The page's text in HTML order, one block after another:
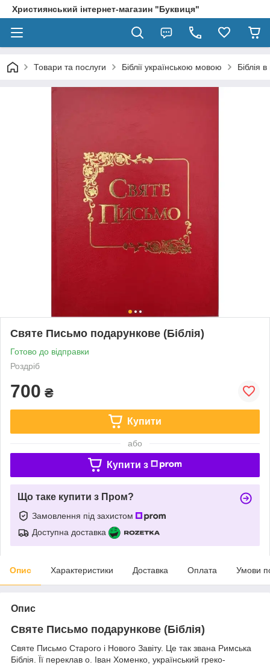
Християнський інтернет-магазин "Буквиця"
Товари та послуги Біблії українською мовою Біблія
Святе Письмо подарункове (Біблія)
Готово до відправки
Роздріб
700 ₴
Купити
або
Купити з
Що таке купити з Пром?
Замовлення під захистом
Доступна доставка
Опис Характеристики Доставка Оплата Умови
Опис
Святе Письмо подарункове (Біблія)
Святе Письмо Старого і Нового Завіту. Це так звана Римська
Біблія. Її переклав о. Іван Хоменко, український греко-